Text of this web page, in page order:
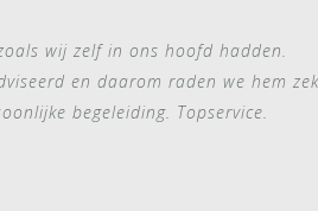
wij zelf in ons hoofd hadden.
en daarom raden we hem
begeleiding. Topservice.